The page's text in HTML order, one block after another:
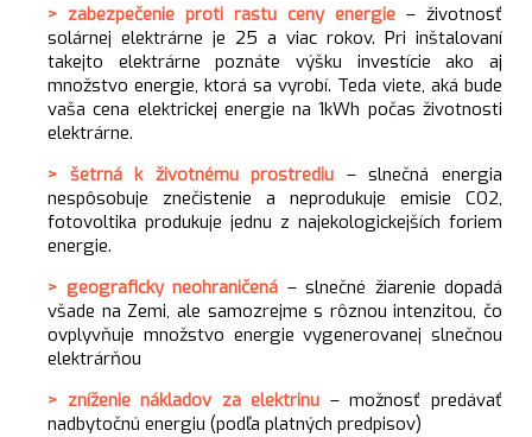
> zabezpečenie proti rastu ceny energie – životnosť
solárnej elektrárne je 25 a viac rokov. Pri inštalovaní
takejto elektrárne poznáte výšku investície ako aj
množstvo energie, ktorá sa vyrobí. Teda viete, aká bude
vaša cena elektrickej energie na 1kWh počas životnosti
elektrárne.
> šetrná k životnému prostrediu – slnečná energia
nespôsobuje znečistenie a neprodukuje emisie CO2,
fotovoltika produkuje jednu z najekologickejších foriem
energie.
> geograficky neohraničená – slnečné žiarenie dopadá
všade na Zemi, ale samozrejme s rôznou intenzitou, čo
ovplyvňuje množstvo energie vygenerovanej slnečnou
elektrárňou
> zníženie nákladov za elektrinu – možnosť predávať
nadbytočnú energiu (podľa platných predpisov)